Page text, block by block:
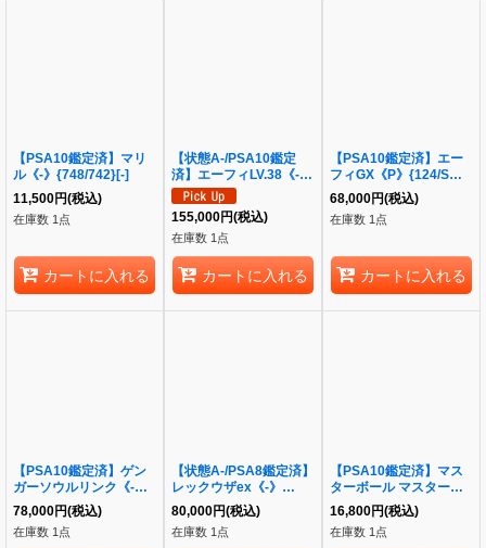
【PSA10鑑定済】マリ
ル《-》{748/742}[-]
11,500円(税込)
在庫数 1点
カートに入れる
【状態A-/PSA10鑑定
済】エーフィLV.38《-》
{旧裏}[その他]
155,000円(税込)
在庫数 1点
カートに入れる
【PSA10鑑定済】エー
フィGX《P》{124/SM-
P}[その他]
68,000円(税込)
在庫数 1点
カートに入れる
【PSA10鑑定済】ゲン
ガーソウルリンク《-》
{055/XY-P}[-]
78,000円(税込)
在庫数 1点
【状態A-/PSA8鑑定済】
レックウザex《-》
{047/054}[-]
80,000円(税込)
在庫数 1点
【PSA10鑑定済】マス
ターボール マスターボ
ール《-》{030/086}[-]
16,800円(税込)
在庫数 1点